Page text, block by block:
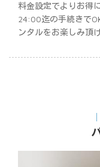
料金設定でよりお得
24:00迄の手続きで
ンタルをお楽しみ頂